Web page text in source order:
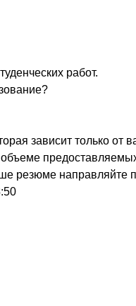
работ.
зависит только от
резюме направляйте